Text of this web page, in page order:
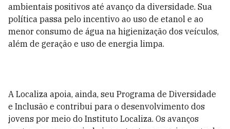
ambientais positivos até avanço da diversidade. Sua
política passa pelo incentivo ao uso de etanol e ao
menor consumo de água na higienização dos veículos,
além de geração e uso de energia limpa.
A Localiza apoia, ainda, seu Programa de Diversidade
e Inclusão e contribui para o desenvolvimento dos
jovens por meio do Instituto Localiza. Os avanços